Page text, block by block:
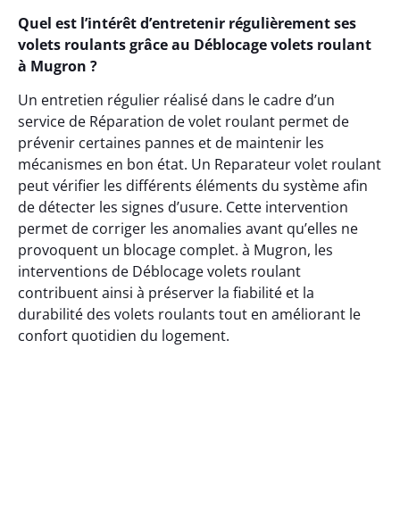
Quel est l’intérêt d’entretenir régulièrement ses
volets roulants grâce au Déblocage volets roulant
à Mugron ?
Un entretien régulier réalisé dans le cadre d’un
service de Réparation de volet roulant permet de
prévenir certaines pannes et de maintenir les
mécanismes en bon état. Un Reparateur volet roulant
peut vérifier les différents éléments du système afin
de détecter les signes d’usure. Cette intervention
permet de corriger les anomalies avant qu’elles ne
provoquent un blocage complet. à Mugron, les
interventions de Déblocage volets roulant
contribuent ainsi à préserver la fiabilité et la
durabilité des volets roulants tout en améliorant le
confort quotidien du logement.